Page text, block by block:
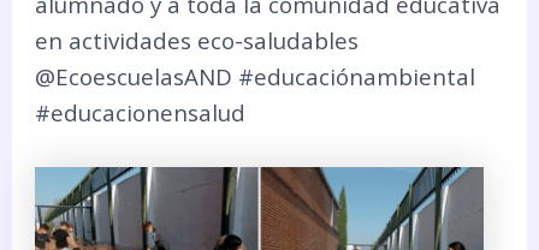
en actividades eco-saludables
@EcoescuelasAND #educaciónambiental
#educacionensalud